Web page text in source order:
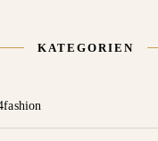
KATEGORIEN